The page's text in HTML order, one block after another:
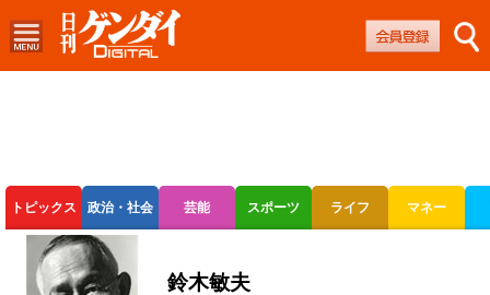
トピックス 政治・社会 芸能 スポーツ ライフ マネー
ボートレース
鈴木敏夫